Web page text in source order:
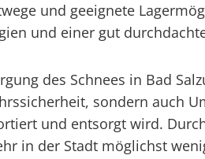
und geeignete
und einer gut
des Schnees in Bad
sondern auch
und entsorgt wird.
in der Stadt möglichst